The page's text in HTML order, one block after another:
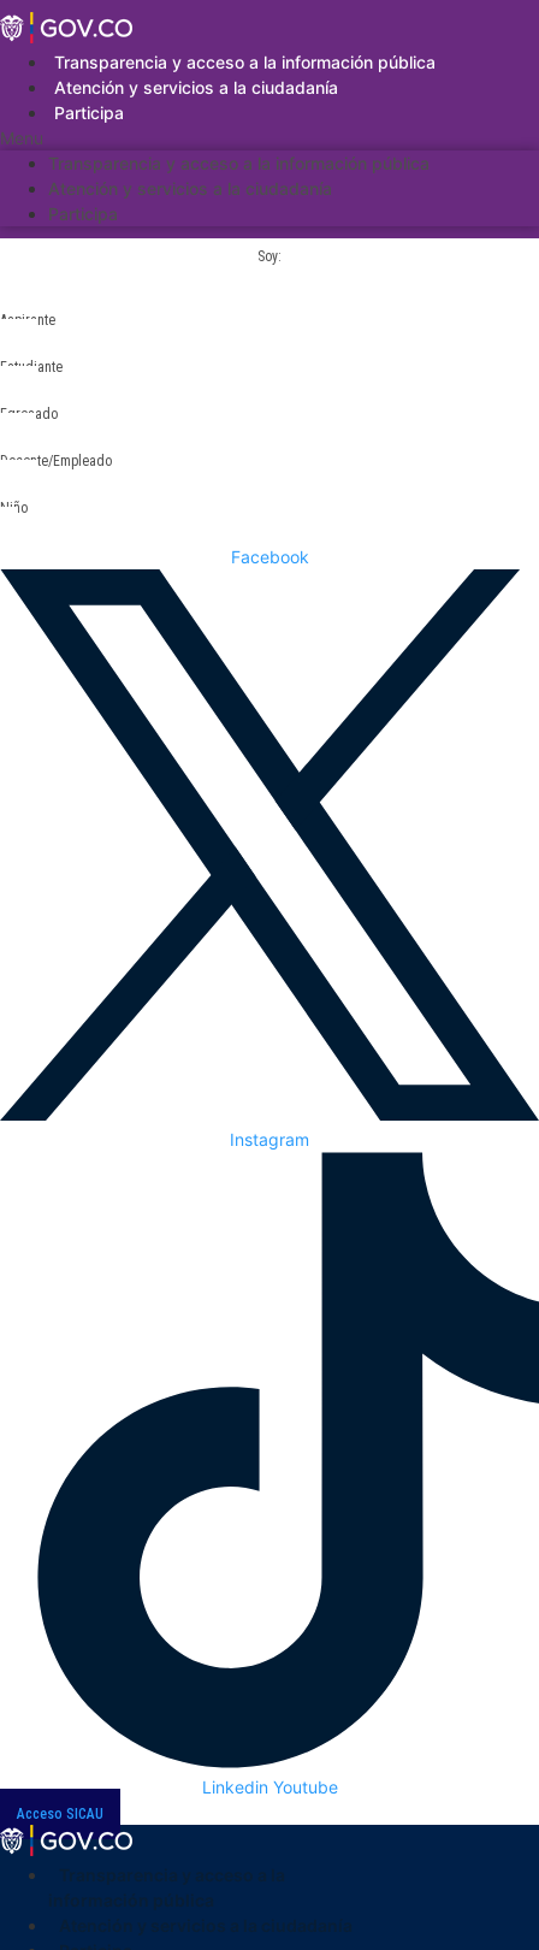
Saltar
al
contenidoTransparencia y acceso a la información pública
Atención y servicios a la ciudadanía
Participa
Menu
Transparencia y acceso a la información pública
Atención y servicios a la ciudadanía
Participa
Soy:
Aspirante
Estudiante
Egresado
Docente/Empleado
Niño
Facebook
Instagram
Linkedin Youtube
Acceso SICAU